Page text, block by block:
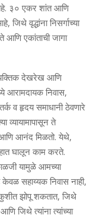
३० एकर शांत आणि
वृद्धांना निसर्गाच्या
आणि एकांताची जागा
देखरेख आणि
आरामदायक निवास,
व हृदय समाधानी ठेवणारे
ते
आणि आनंद मिळतो. येथे,
घालून काम करते.
यामुळे आमच्या
केवळ सहाय्यक निवास नाही,
झोपू शकतात, जिथे
जिथे त्यांना त्यांच्या